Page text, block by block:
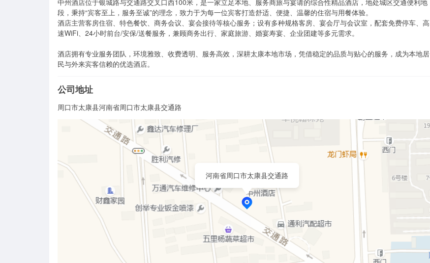
中州酒店位于银城路与交通路交叉口西100米，是一家立足本地、服务商旅与宴请的综合性精品酒店，地处城区交通便利地
段，秉持“宾客至上，服务至诚”的理念，致力于为每一位宾客打造舒适、便捷、温馨的住宿与用餐体验。
酒店主营客房住宿、特色餐饮、商务会议、宴会接待等核心服务；设有多种规格客房、宴会厅与会议室，配套免费停车、高
速WiFi、24小时前台/安保/送餐服务，兼顾商务出行、家庭旅游、婚宴寿宴、企业团建等多元需求。
酒店拥有专业服务团队，环境雅致、收费透明、服务高效，深耕太康本地市场，凭借稳定的品质与贴心的服务，成为本地居
民与外来宾客信赖的优选酒店。
公司地址
周口市太康县河南省周口市太康县交通路
河南省周口市太康县交通路